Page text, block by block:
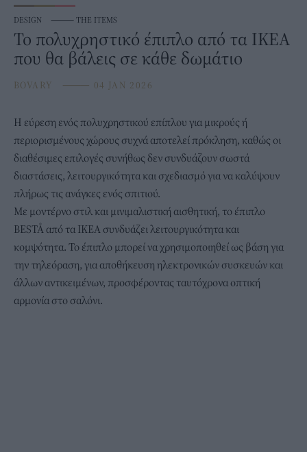
DESIGN ⸻ THE ITEMS
Το πολυχρηστικό έπιπλο από τα IKEA
που θα βάλεις σε κάθε δωμάτιο
BOVARY ⸻ 04 JAN 2026
Η εύρεση ενός πολυχρηστικού επίπλου για μικρούς ή
περιορισμένους χώρους συχνά αποτελεί πρόκληση, καθώς οι
διαθέσιμες επιλογές συνήθως δεν συνδυάζουν σωστά
διαστάσεις, λειτουργικότητα και σχεδιασμό για να καλύψουν
πλήρως τις ανάγκες ενός σπιτιού.
Με μοντέρνο στιλ και μινιμαλιστική αισθητική, το έπιπλο
BESTÅ από τα ΙΚΕΑ συνδυάζει λειτουργικότητα και
κομψότητα. Το έπιπλο μπορεί να χρησιμοποιηθεί ως βάση για
την τηλεόραση, για αποθήκευση ηλεκτρονικών συσκευών και
άλλων αντικειμένων, προσφέροντας ταυτόχρονα οπτική
αρμονία στο σαλόνι.